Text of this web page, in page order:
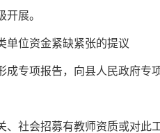
展。
单位资金紧缺紧张的提议
专项报告，向县人民政府专
社会招募有教师资质或对